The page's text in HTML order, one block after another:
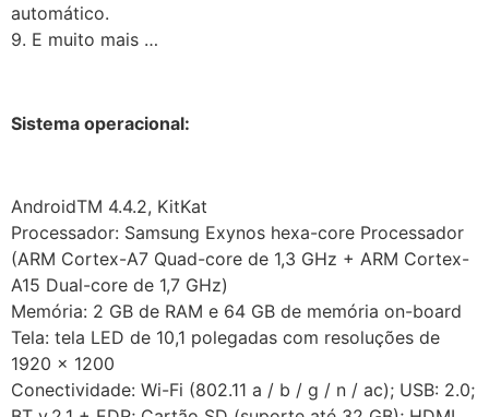
automático.
9. E muito mais …
Sistema operacional:
AndroidTM 4.4.2, KitKat
Processador: Samsung Exynos hexa-core Processador
(ARM Cortex-A7 Quad-core de 1,3 GHz + ARM Cortex-
A15 Dual-core de 1,7 GHz)
Memória: 2 GB de RAM e 64 GB de memória on-board
Tela: tela LED de 10,1 polegadas com resoluções de
1920 × 1200
Conectividade: Wi-Fi (802.11 a / b / g / n / ac); USB: 2.0;